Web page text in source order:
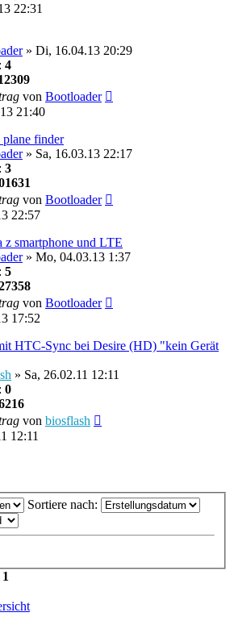
22:31
» Di, 16.04.13 20:29
4
von Bootloader
21:40
finder
» Sa, 16.03.13 22:17
3
von Bootloader
22:57
z smartphone und LTE
» Mo, 04.03.13 1:37
5
von Bootloader
17:52
HTC-Sync bei Desire (HD) "kein Gerät
» Sa, 26.02.11 12:11
0
von biosflash
12:11
Sortiere nach:
1